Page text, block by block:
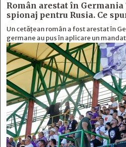
Român arestat în
spionaj pentru Rusia. Ce
Un cetățean român a fost arestat în
germane au pus în aplicare un